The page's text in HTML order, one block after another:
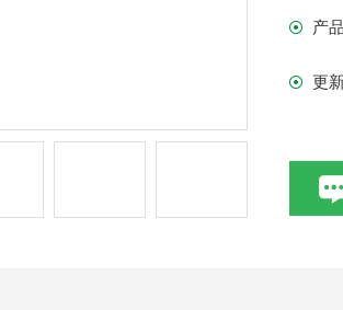
产
更